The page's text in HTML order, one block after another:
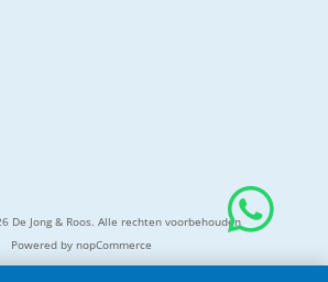
De Jong & Roos. Alle rechten voorbehouden
Powered by nopCommerce